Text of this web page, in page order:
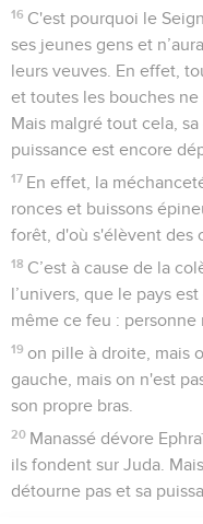
16 C'est pourquoi le
ses jeunes gens et
leurs veuves. En effet,
et toutes les bouches ne
Mais malgré tout cela,
puissance est encore
17 En effet, la
ronces et buissons
forêt, d'où s'élèvent des
18 C’est à cause de la
l’univers, que le pays
même ce feu : personne
19 on pille à droite, mais
gauche, mais on n'est
son propre bras.
20 Manassé dévore
ils fondent sur Juda.
détourne pas et sa